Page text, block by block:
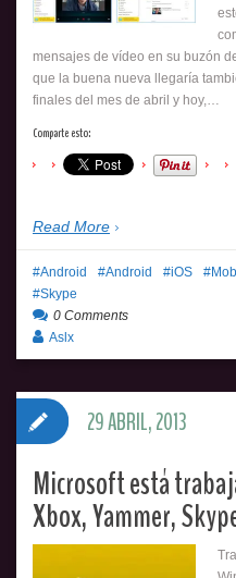
mensajes de vídeo en su buzón
que la buena nueva llegaría
finales del mes de abril y hoy,…
Comparte esto:
Read More
Android Android iOS
Skype
0 Comments
Aslx
Microsoft está
Xbox, Yammer,
29 ABRIL, 2013